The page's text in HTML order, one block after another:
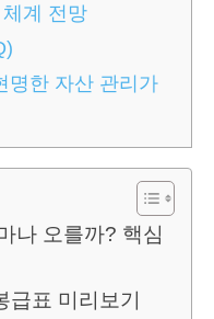
계 전망
명한 자산 관리가
나 오를까? 핵심
급표 미리보기